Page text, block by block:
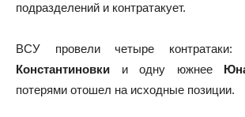
подразделений и контратакует.
ВСУ провели четыре
Константиновки и одну южнее
потерями отошел на исходные позиции.